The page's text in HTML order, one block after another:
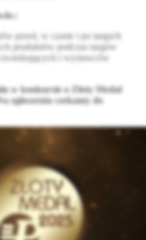
przed, w czasie i po targach
produktów podczas targów
i wystawców
w konkursie o Złoty Medal
czekamy do